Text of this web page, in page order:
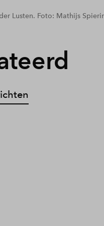
Lusten. Foto: Mathijs